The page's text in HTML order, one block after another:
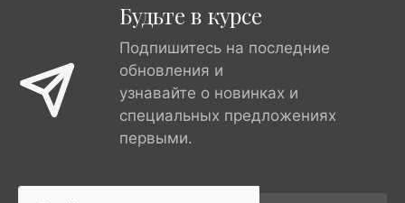
Будьте в курсе
Подпишитесь на последние
обновления и
узнавайте о новинках и
специальных предложениях
первыми.